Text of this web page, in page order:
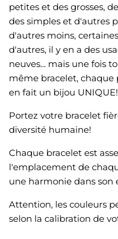
petites et des grosses,
des simples et d'autres
d'autres moins,
d'autres, il y en a des
neuves... mais une fois
même bracelet,
en fait un bijou
Portez votre bracelet
diversité humaine!
Chaque bracelet est
l'emplacement de
une harmonie dans son
Attention, les couleurs
selon la calibration de